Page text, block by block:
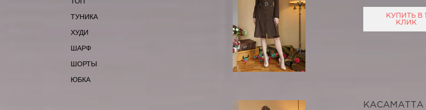
ТУНИКА
ХУДИ
ШАРФ
ШОРТЫ
ЮБКА
КУПИТЬ В 1
КЛИК
КАСАМАТТА